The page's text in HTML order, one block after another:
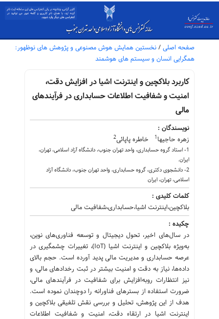
صفحه اصلی / نخستین همایش هوش مصنوعی و پژوهش های نوظهور:
همگرایی انسان و سیستم های هوشمند
کاربرد بلاکچین و اینترنت اشیا در افزایش دقت،
امنیت و شفافیت اطلاعات حسابداری در فرآیندهای
مالی
نویسندگان :
زهره حاجیها1 خاطره پاپائی2
1- استاد گروه حسابداری، واحد تهران جنوب، دانشگاه آزاد اسلامی، تهران،
ایران.
2- دانشجوی دکتری، گروه حسابداری، واحد تهران جنوب، دانشگاه آزاد
اسلامی، تهران، ایران
کلمات کلیدی :
بلاکچین،اینترنت اشیا،حسابداری،شفافیت مالی
چکیده :
در سال‌های اخیر، تحول دیجیتال و توسعه فناوری‌های نوین،
به‌ویژه بلاکچین و اینترنت اشیا (IoT)، تغییرات چشمگیری در
عرصه حسابداری و مدیریت مالی پدید آورده است. حجم بالای
داده‌ها، نیاز به دقت و امنیت بیشتر در ثبت رخدادهای مالی، و
نیز انتظارات رو‌به‌افزایش برای شفافیت در فرآیندهای مالی،
ضرورت استفاده از بسترهای فناورانه را دوچندان نموده است.
هدف از این پژوهش، تحلیل و بررسی نقش تلفیقی بلاکچین و
اینترنت اشیا در ارتقاء دقت، امنیت و شفافیت اطلاعات